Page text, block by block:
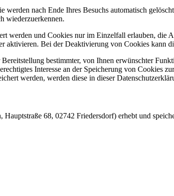
nach Ende Ihres Besuchs automatisch
wiederzuerkennen.
werden und Cookies nur im Einzelfall erlauben, die
aktivieren. Bei der Deaktivierung von Cookies kann
bestimmter, von Ihnen erwünschter
Interesse an der Speicherung von Cookies
werden, werden diese in dieser
68, 02742 Friedersdorf) erhebt und